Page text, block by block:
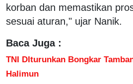
korban dan memastikan
sesuai aturan," ujar Nanik.
Baca Juga :
TNI DIturunkan Bongkar
Halimun